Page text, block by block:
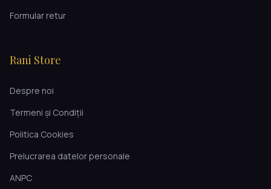
Formular retur
Rani Store
Despre noi
Termeni și Condiții
Politica Cookies
Prelucrarea datelor personale
ANPC